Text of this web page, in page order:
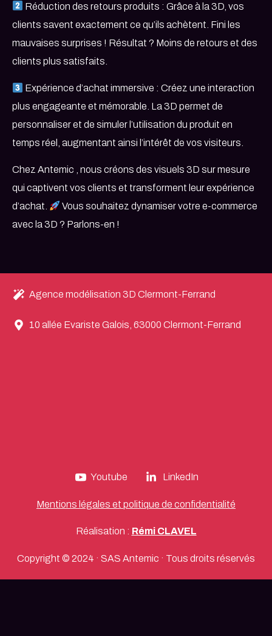
Réduction des retours produits : Grâce à la 3D, vos
clients savent exactement ce qu’ils achètent. Fini les
mauvaises surprises ! Résultat ? Moins de retours et des
clients plus satisfaits.
Expérience d’achat immersive : Créez une interaction
plus engageante et mémorable. La 3D permet de
personnaliser et de simuler l’utilisation du produit en
temps réel, augmentant ainsi l’intérêt de vos visiteurs.
Chez Antemic , nous créons des visuels 3D sur mesure
qui captivent vos clients et transforment leur expérience
d’achat.
Vous souhaitez dynamiser votre e-commerce
avec la 3D ? Parlons-en !
Agence modélisation 3D Clermont-Ferrand
10 allée Evariste Galois, 63000 Clermont-Ferrand
Youtube LinkedIn
Mentions légales et politique de confidentialité
Copyright © 2024 · SAS Antemic · Tous droits réservés
Réalisation : Rémi CLAVEL